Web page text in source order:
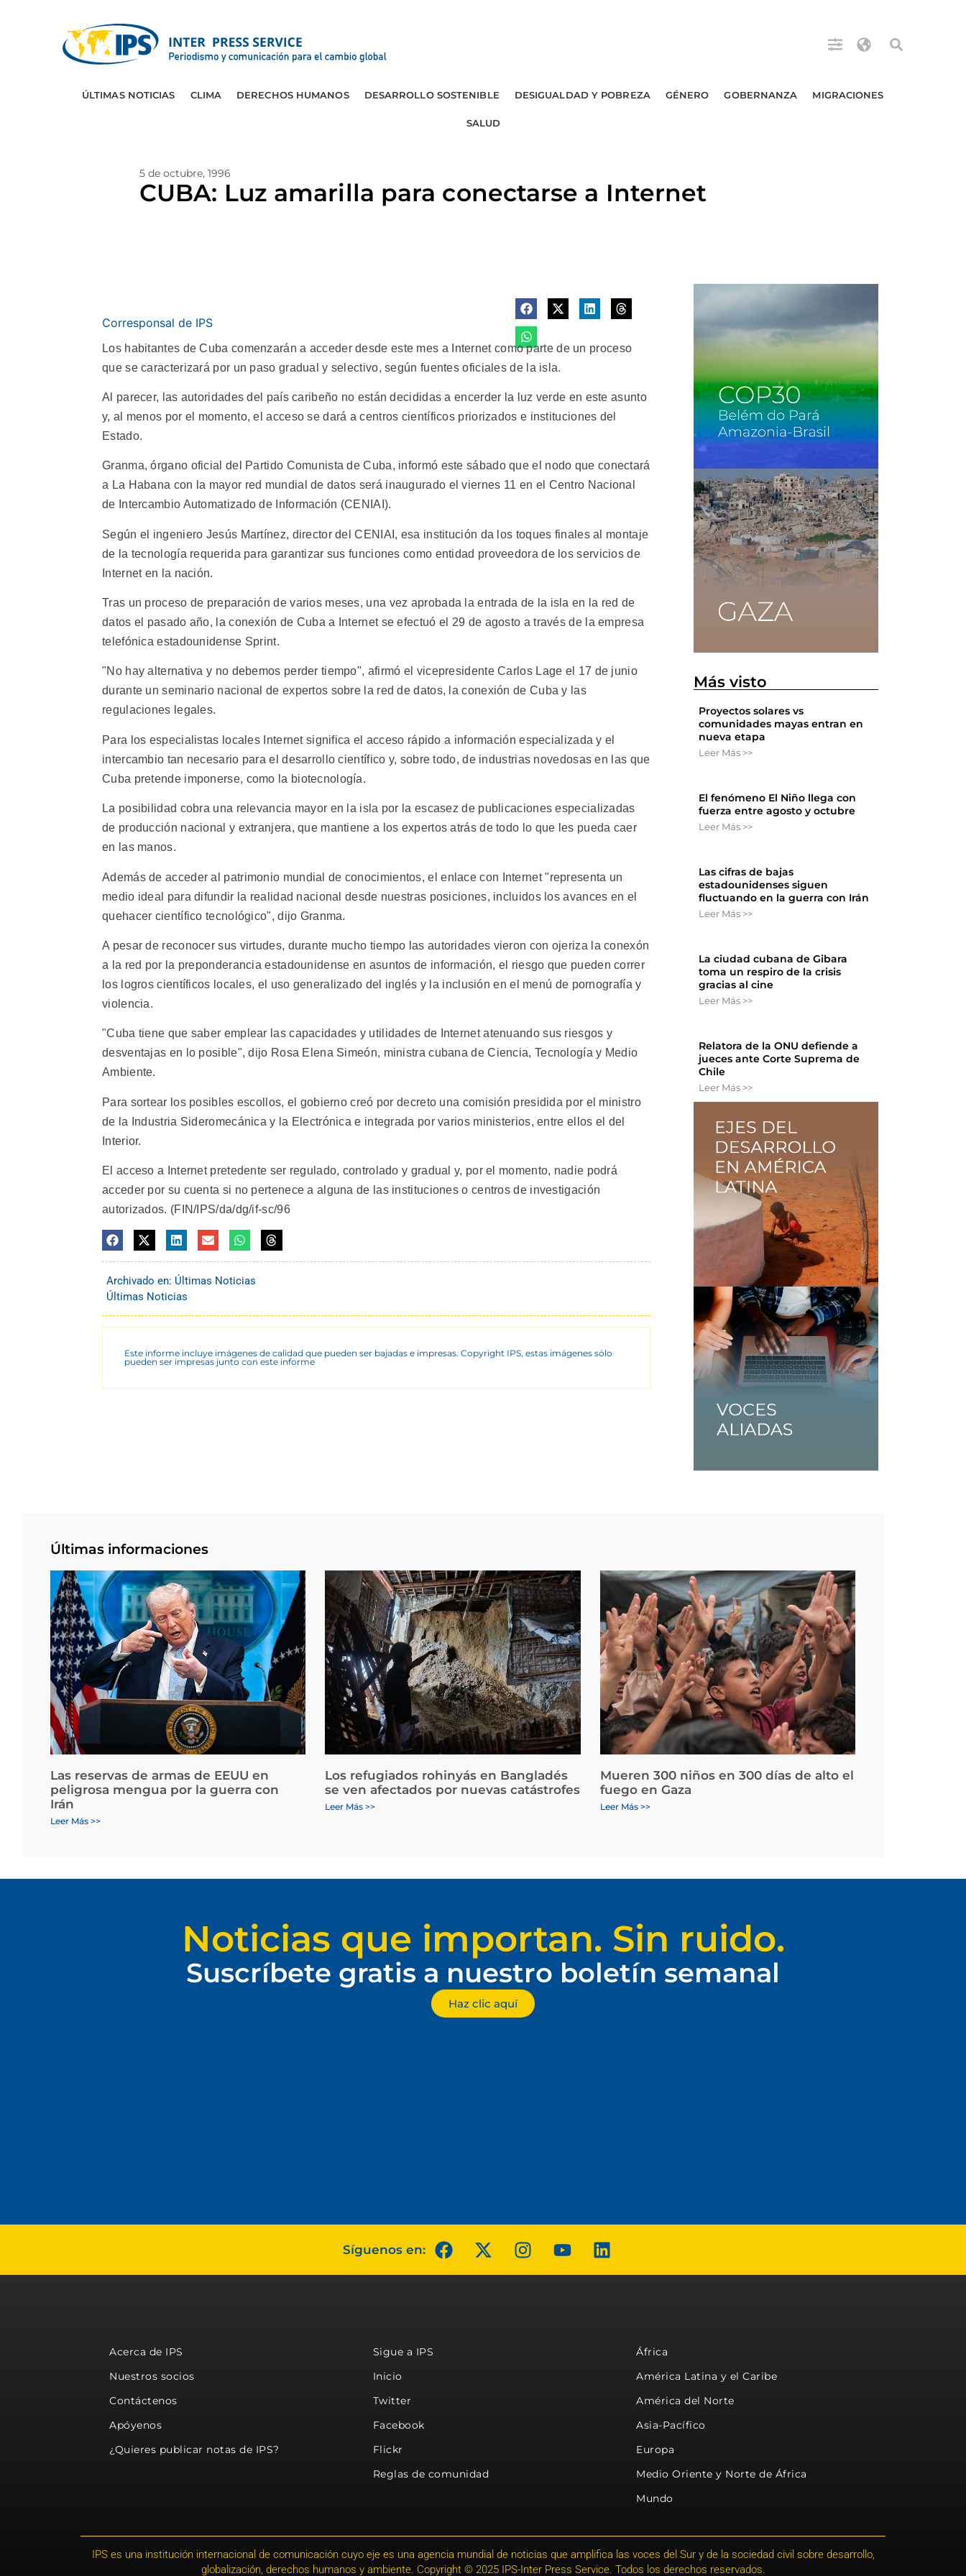
ÚLTIMAS NOTICIAS CLIMA DERECHOS HUMANOS DESARROLLO SOSTENIBLE DESIGUALDAD Y POBREZA GÉNERO GOBERNANZA MIGRACIONES
SALUD
5 de octubre, 1996
CUBA: Luz amarilla para conectarse a Internet
Corresponsal de IPS
Los habitantes de Cuba comenzarán a acceder desde este mes a Internet como parte de un proceso
que se caracterizará por un paso gradual y selectivo, según fuentes oficiales de la isla.
Al parecer, las autoridades del país caribeño no están decididas a encerder la luz verde en este asunto
y, al menos por el momento, el acceso se dará a centros científicos priorizados e instituciones del
Estado.
Granma, órgano oficial del Partido Comunista de Cuba, informó este sábado que el nodo que conectará
a La Habana con la mayor red mundial de datos será inaugurado el viernes 11 en el Centro Nacional
de Intercambio Automatizado de Información (CENIAI).
Según el ingeniero Jesús Martínez, director del CENIAI, esa institución da los toques finales al montaje
de la tecnología requerida para garantizar sus funciones como entidad proveedora de los servicios de
Internet en la nación.
Tras un proceso de preparación de varios meses, una vez aprobada la entrada de la isla en la red de
datos el pasado año, la conexión de Cuba a Internet se efectuó el 29 de agosto a través de la empresa
telefónica estadounidense Sprint.
"No hay alternativa y no debemos perder tiempo", afirmó el vicepresidente Carlos Lage el 17 de junio
durante un seminario nacional de expertos sobre la red de datos, la conexión de Cuba y las
regulaciones legales.
Para los especialistas locales Internet significa el acceso rápido a información especializada y el
intercambio tan necesario para el desarrollo científico y, sobre todo, de industrias novedosas en las que
Cuba pretende imponerse, como la biotecnología.
La posibilidad cobra una relevancia mayor en la isla por la escasez de publicaciones especializadas
de producción nacional y extranjera, que mantiene a los expertos atrás de todo lo que les pueda caer
en las manos.
Además de acceder al patrimonio mundial de conocimientos, el enlace con Internet "representa un
medio ideal para difundir la realidad nacional desde nuestras posiciones, incluidos los avances en el
quehacer científico tecnológico", dijo Granma.
A pesar de reconocer sus virtudes, durante mucho tiempo las autoridades vieron con ojeriza la conexón
a la red por la preponderancia estadounidense en asuntos de información, el riesgo que pueden correr
los logros científicos locales, el uso generalizado del inglés y la inclusión en el menú de pornografía y
violencia.
"Cuba tiene que saber emplear las capacidades y utilidades de Internet atenuando sus riesgos y
desventajas en lo posible", dijo Rosa Elena Simeón, ministra cubana de Ciencia, Tecnología y Medio
Ambiente.
Para sortear los posibles escollos, el gobierno creó por decreto una comisión presidida por el ministro
de la Industria Sideromecánica y la Electrónica e integrada por varios ministerios, entre ellos el del
Interior.
El acceso a Internet pretedente ser regulado, controlado y gradual y, por el momento, nadie podrá
acceder por su cuenta si no pertenece a alguna de las instituciones o centros de investigación
autorizados. (FIN/IPS/da/dg/if-sc/96
Archivado en: Últimas Noticias
Últimas Noticias
Este informe incluye imágenes de calidad que pueden ser bajadas e impresas. Copyright IPS, estas imágenes sólo
pueden ser impresas junto con este informe
Más visto
Proyectos solares vs
comunidades mayas entran en
nueva etapa
Leer Más >>
El fenómeno El Niño llega con
fuerza entre agosto y octubre
Leer Más >>
Las cifras de bajas
estadounidenses siguen
fluctuando en la guerra con Irán
Leer Más >>
La ciudad cubana de Gibara
toma un respiro de la crisis
gracias al cine
Leer Más >>
Relatora de la ONU defiende a
jueces ante Corte Suprema de
Chile
Leer Más >>
Últimas informaciones
Las reservas de armas de EEUU en
peligrosa mengua por la guerra con
Irán
Leer Más >>
Los refugiados rohinyás en Bangladés
se ven afectados por nuevas catástrofes
Leer Más >>
Mueren 300 niños en 300 días de alto el
fuego en Gaza
Leer Más >>
Noticias que importan. Sin ruido.
Suscríbete gratis a nuestro boletín semanal
Haz clic aquí
Síguenos en:
Acerca de IPS
Nuestros socios
Contáctenos
Apóyenos
¿Quieres publicar notas de IPS?
Sigue a IPS
Inicio
Twitter
Facebook
Flickr
Reglas de comunidad
África
América Latina y el Caribe
América del Norte
Asia-Pacífico
Europa
Medio Oriente y Norte de África
Mundo
IPS es una institución internacional de comunicación cuyo eje es una agencia mundial de noticias que amplifica las voces del Sur y de la sociedad civil sobre desarrollo,
globalización, derechos humanos y ambiente. Copyright © 2025 IPS-Inter Press Service. Todos los derechos reservados.